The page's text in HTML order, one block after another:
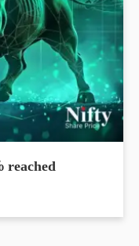
reached